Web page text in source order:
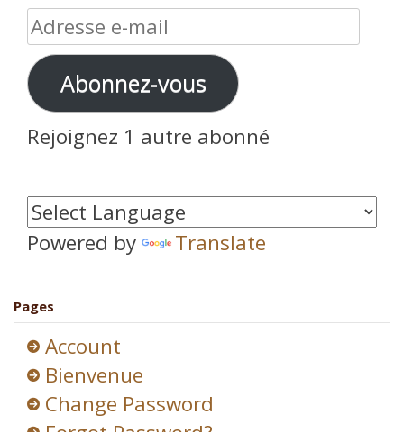
Adresse
e-
mailAbonnez-vous
Rejoignez 1 autre abonné
Powered by Translate
Pages
Account
Bienvenue
Change Password